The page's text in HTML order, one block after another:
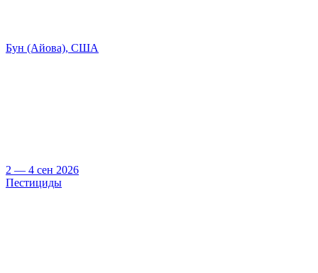
Бун (Айова), США
2 — 4 сен 2026
Пестициды